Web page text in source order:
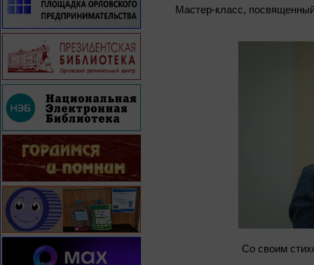
Мастер-класс,
Со своим